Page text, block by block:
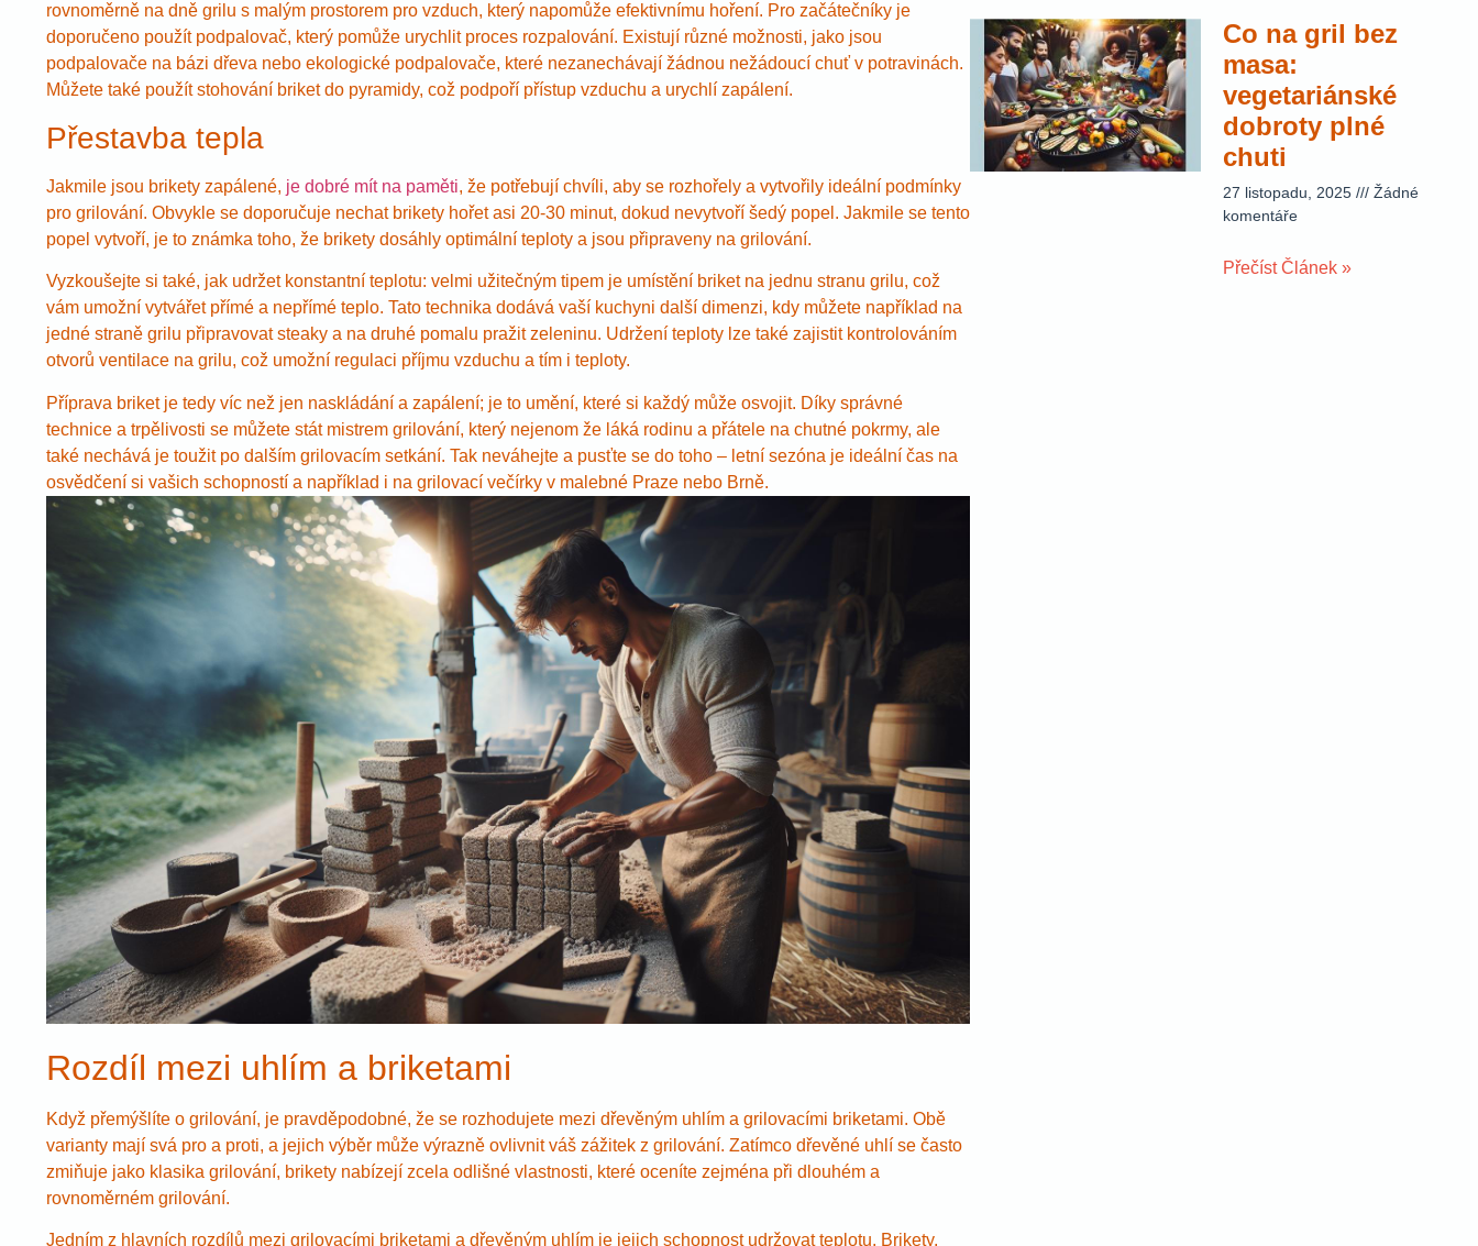
rovnoměrně na dně grilu s malým prostorem pro vzduch, který napomůže efektivnímu hoření. Pro začátečníky je
doporučeno použít podpalovač, který pomůže urychlit proces rozpalování. Existují různé možnosti, jako jsou
podpalovače na bázi dřeva nebo ekologické podpalovače, které nezanechávají žádnou nežádoucí chuť v potravinách.
Můžete také použít stohování briket do pyramidy, což podpoří přístup vzduchu a urychlí zapálení.
Přestavba tepla
Jakmile jsou brikety zapálené, je dobré mít na paměti, že potřebují chvíli, aby se rozhořely a vytvořily ideální podmínky
pro grilování. Obvykle se doporučuje nechat brikety hořet asi 20-30 minut, dokud nevytvoří šedý popel. Jakmile se tento
popel vytvoří, je to známka toho, že brikety dosáhly optimální teploty a jsou připraveny na grilování.
Vyzkoušejte si také, jak udržet konstantní teplotu: velmi užitečným tipem je umístění briket na jednu stranu grilu, což
vám umožní vytvářet přímé a nepřímé teplo. Tato technika dodává vaší kuchyni další dimenzi, kdy můžete například na
jedné straně grilu připravovat steaky a na druhé pomalu pražit zeleninu. Udržení teploty lze také zajistit kontrolováním
otvorů ventilace na grilu, což umožní regulaci příjmu vzduchu a tím i teploty.
Příprava briket je tedy víc než jen naskládání a zapálení; je to umění, které si každý může osvojit. Díky správné
technice a trpělivosti se můžete stát mistrem grilování, který nejenom že láká rodinu a přátele na chutné pokrmy, ale
také nechává je toužit po dalším grilovacím setkání. Tak neváhejte a pusťte se do toho – letní sezóna je ideální čas na
osvědčení si vašich schopností a například i na grilovací večírky v malebné Praze nebo Brně.
Rozdíl mezi uhlím a briketami
Když přemýšlíte o grilování, je pravděpodobné, že se rozhodujete mezi dřevěným uhlím a grilovacími briketami. Obě
varianty mají svá pro a proti, a jejich výběr může výrazně ovlivnit váš zážitek z grilování. Zatímco dřevěné uhlí se často
zmiňuje jako klasika grilování, brikety nabízejí zcela odlišné vlastnosti, které oceníte zejména při dlouhém a
rovnoměrném grilování.
Jedním z hlavních rozdílů mezi grilovacími briketami a dřevěným uhlím je jejich schopnost udržovat teplotu. Brikety,
Co na gril bez
masa:
vegetariánské
dobroty plné
chuti
27 listopadu, 2025
Žádné
komentáře
Přečíst Článek »